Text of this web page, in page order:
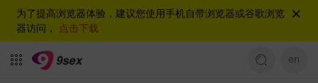
为了提高浏览器体验，建议您使用手机自带浏览器或谷歌浏览
器访问， 点击下载
en